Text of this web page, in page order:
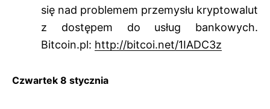
się nad problemem przemysłu kryptowalut
z dostępem do usług bankowych.
Bitcoin.pl: http://bitcoi.net/1IADC3z
Czwartek 8 stycznia